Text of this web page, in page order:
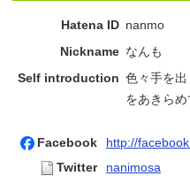
Hatena ID nanmo
Nickname なんも
Self introduction 色々手を
をあきら
Facebook
http://
Twitter
nanimosa